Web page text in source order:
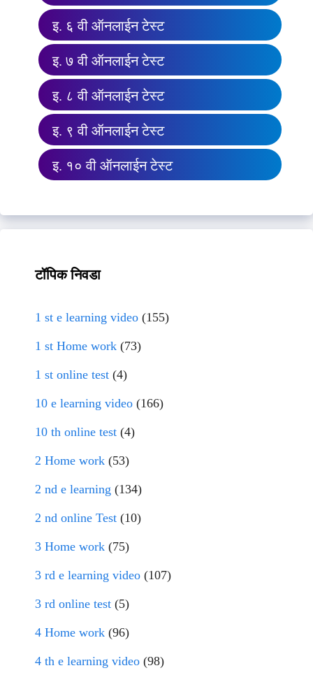
इ. ६ वी ऑनलाईन टेस्ट
इ. ७ वी ऑनलाईन टेस्ट
इ. ८ वी ऑनलाईन टेस्ट
इ. ९ वी ऑनलाईन टेस्ट
इ. १० वी ऑनलाईन टेस्ट
टॉपिक निवडा
1 st e learning video (155)
1 st Home work (73)
1 st online test (4)
10 e learning video (166)
10 th online test (4)
2 Home work (53)
2 nd e learning (134)
2 nd online Test (10)
3 Home work (75)
3 rd e learning video (107)
3 rd online test (5)
4 Home work (96)
4 th e learning video (98)